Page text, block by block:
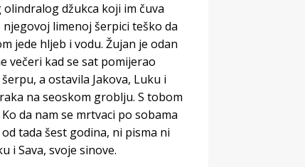
džukca koji im čuva
limenoj šerpici teško da
jede hljeb i vodu. Žujan je odan
večeri kad se sat pomijerao
a ostavila Jakova, Luku i
na seoskom groblju. S tobom
da nam se mrtvaci po sobama
tada šest godina, ni pisma ni
i Sava, svoje sinove.